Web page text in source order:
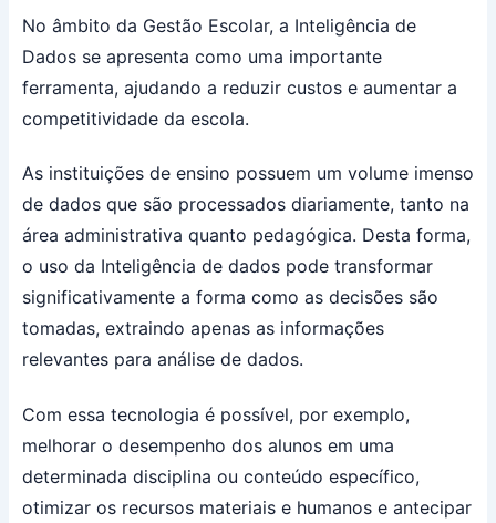
No âmbito da Gestão Escolar, a Inteligência de
Dados se apresenta como uma importante
ferramenta, ajudando a reduzir custos e aumentar a
competitividade da escola.
As instituições de ensino possuem um volume imenso
de dados que são processados diariamente, tanto na
área administrativa quanto pedagógica. Desta forma,
o uso da Inteligência de dados pode transformar
significativamente a forma como as decisões são
tomadas, extraindo apenas as informações
relevantes para análise de dados.
Com essa tecnologia é possível, por exemplo,
melhorar o desempenho dos alunos em uma
determinada disciplina ou conteúdo específico,
otimizar os recursos materiais e humanos e antecipar